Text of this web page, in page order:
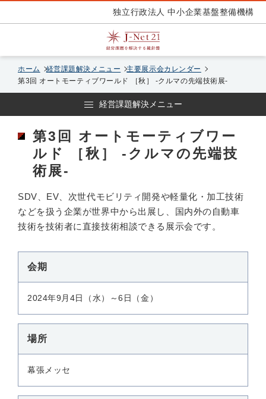
独立行政法人 中小企業基盤整備機構
ホーム 経営課題解決メニュー
主要展示会カレンダー
第3回 オートモーティブワールド ［秋］ -クルマの先端技術展-
経営課題解決メニュー
第3回 オートモーティブワー
ルド ［秋］ -クルマの先端技
術展-
SDV、EV、次世代モビリティ開発や軽量化・加工技術
などを扱う企業が世界中から出展し、国内外の自動車
技術を技術者に直接技術相談できる展示会です。
会期
2024年9月4日（水）～6日（金）
場所
幕張メッセ